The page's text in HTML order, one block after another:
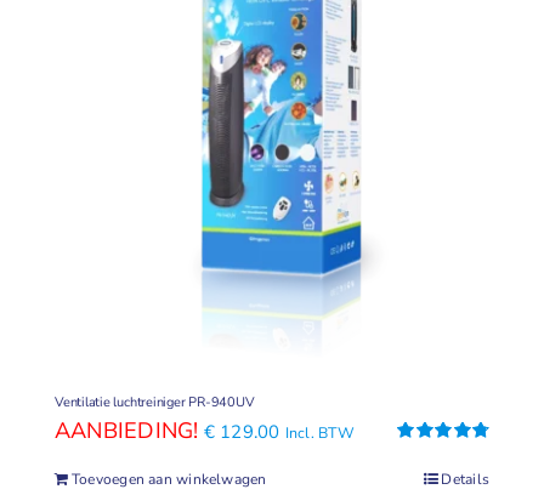
Ventilatie luchtreiniger PR-940UV
4.79uit 5
Oorspronkelijke
was:
€129.00Huidige
Incl. BTW
Toevoegen aan winkelwagen Details